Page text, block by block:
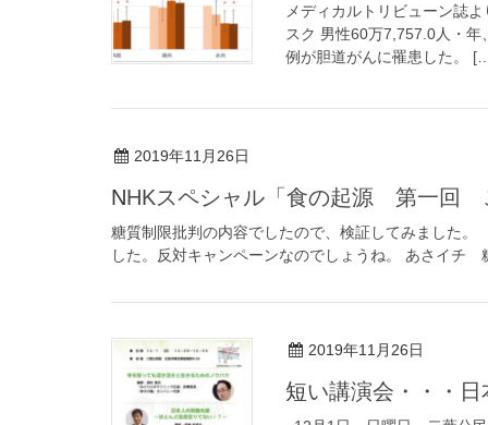
メディカルトリビューン誌
スク 男性60万7,757.0人・
例が胆道がんに罹患した。
2019年11月26日
NHKスペシャル「食の起源 第一回
糖質制限批判の内容でしたので、検証してみました
した。反対キャンペーンなのでしょうね。 あさイ
2019年11月26日
短い講演会・・・